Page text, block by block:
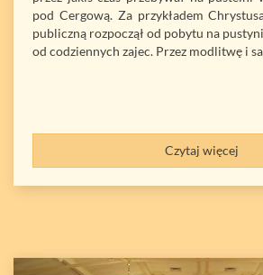
pod Cergową. Za przykładem
publiczną rozpoczął od pobytu na
od codziennych zajec. Przez modlitwę i
Czytaj więcej